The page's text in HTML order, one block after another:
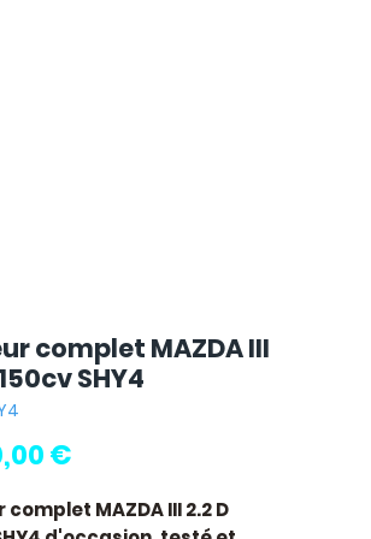
complet MAZDA III
SHY4
€
MAZDA III 2.2 D